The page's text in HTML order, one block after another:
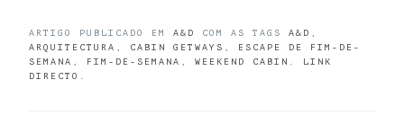
ARTIGO PUBLICADO EM A&D COM AS TAGS A&D ,
ARQUITECTURA , CABIN GETWAYS , ESCAPE DE FIM-DE-
SEMANA , FIM-DE-SEMANA , WEEKEND CABIN . LINK
DIRECTO .